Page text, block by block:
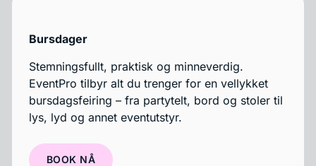
Bursdager
Stemningsfullt, praktisk og minneverdig.
EventPro tilbyr alt du trenger for en vellykket
bursdagsfeiring – fra partytelt, bord og stoler til
lys, lyd og annet eventutstyr.
BOOK NÅ